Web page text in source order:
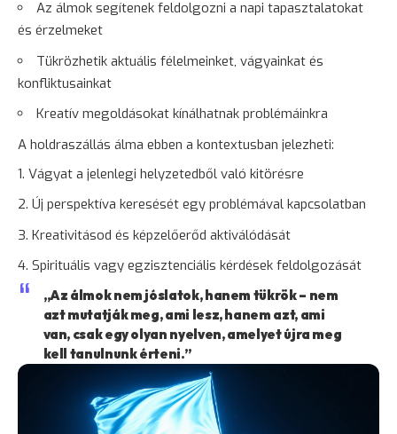
Az álmok segítenek feldolgozni a napi tapasztalatokat
és érzelmeket
Tükrözhetik aktuális félelmeinket, vágyainkat és
konfliktusainkat
Kreatív megoldásokat kínálhatnak problémáinkra
A holdraszállás álma ebben a kontextusban jelezheti:
Vágyat a jelenlegi helyzetedből való kitörésre
Új perspektíva keresését egy problémával kapcsolatban
Kreativitásod és képzelőerőd aktiválódását
Spirituális vagy egzisztenciális kérdések feldolgozását
„Az álmok nem jóslatok, hanem tükrök – nem
azt mutatják meg, ami lesz, hanem azt, ami
van, csak egy olyan nyelven, amelyet újra meg
kell tanulnunk érteni.”